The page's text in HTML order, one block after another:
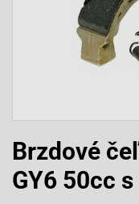
Brzdové
GY6 50cc